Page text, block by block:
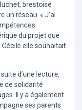
brestoise
un réseau. « J’ai
du projet que
Cécile elle souhaitait
d’une lecture,
de solidarité
Il y a également
ses parents